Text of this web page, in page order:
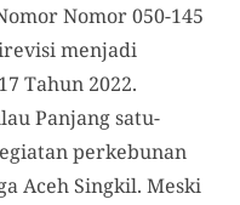
Nomor 050-145
menjadi
Tahun 2022.
Panjang satu-
perkebunan
Aceh Singkil. Meski